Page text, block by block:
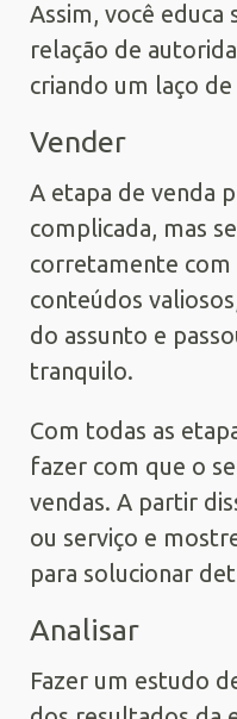
Assim, você educa
relação de
criando um laço
Vender
A etapa de venda
complicada, mas
corretamente com
conteúdos
do assunto e
tranquilo.
Com todas as
fazer com que o
vendas. A partir
ou serviço e
para solucionar
Analisar
Fazer um estudo